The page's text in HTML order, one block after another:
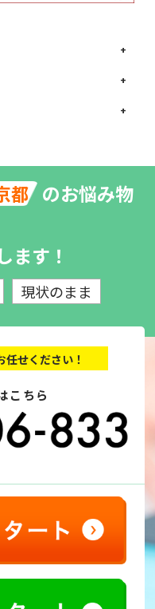
都 のお悩み物
ます！
現状のまま
任せください！
こちら